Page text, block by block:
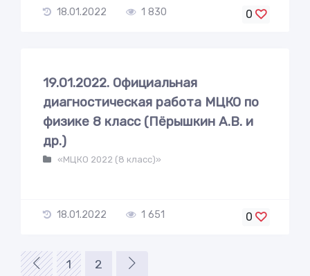
18.01.2022 1 830 0
19.01.2022. Официальная
диагностическая работа МЦКО по
физике 8 класс (Пёрышкин А.В. и
др.)
«МЦКО 2022 (8 класс)»
18.01.2022 1 651 0
1 2